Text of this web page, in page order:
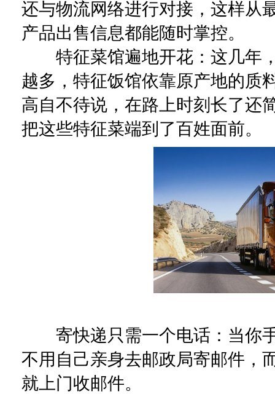
还与物流网络进行对接，这样从
产品出售信息都能随时掌控。
特征菜馆遍地开花：这几年
越多，特征饭馆依靠原产地的质
高自不待说，在路上时刻长了还
把这些特征菜端到了百姓面前。
寄快递只需一个电话：当你
不用自己亲身去邮政局寄邮件，
就上门收邮件。